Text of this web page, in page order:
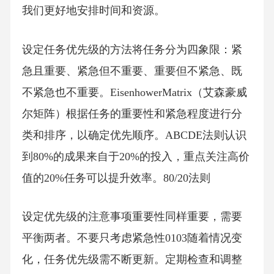
我们更好地安排时间和资源。
设定任务优先级的方法将任务分为四象限：紧
急且重要、紧急但不重要、重要但不紧急、既
不紧急也不重要。EisenhowerMatrix（艾森豪威
尔矩阵）根据任务的重要性和紧急程度进行分
类和排序，以确定优先顺序。ABCDE法则认识
到80%的成果来自于20%的投入，重点关注高价
值的20%任务可以提升效率。80/20法则
设定优先级的注意事项重要性同样重要，需要
平衡两者。不要只考虑紧急性0103随着情况变
化，任务优先级需不断更新。定期检查和调整